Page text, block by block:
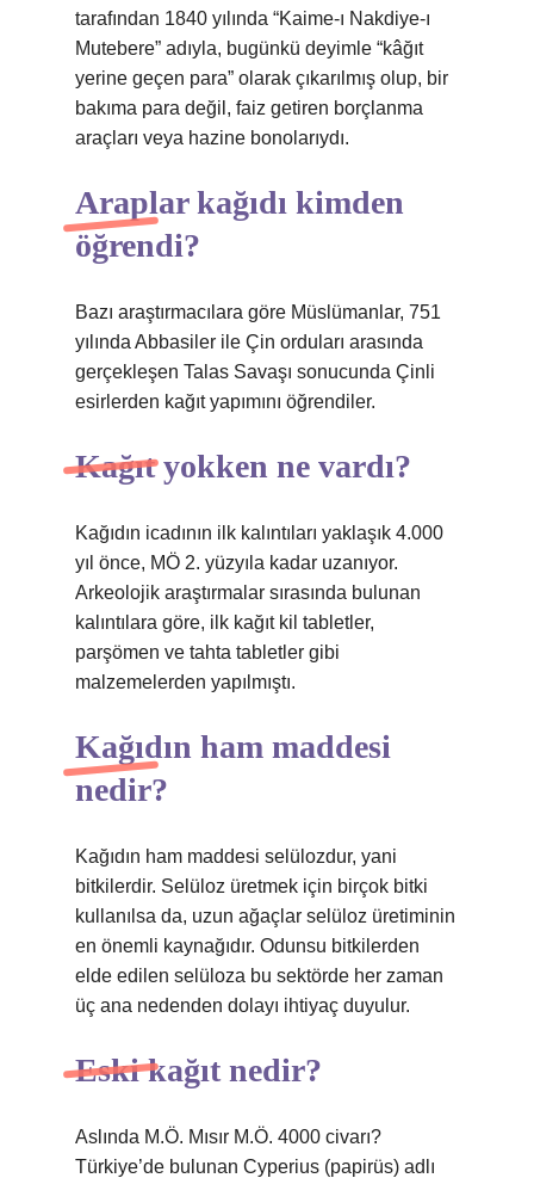
tarafından 1840 yılında “Kaime-ı Nakdiye-ı
Mutebere” adıyla, bugünkü deyimle “kâğıt
yerine geçen para” olarak çıkarılmış olup, bir
bakıma para değil, faiz getiren borçlanma
araçları veya hazine bonolarıydı.
Araplar kağıdı kimden
öğrendi?
Bazı araştırmacılara göre Müslümanlar, 751
yılında Abbasiler ile Çin orduları arasında
gerçekleşen Talas Savaşı sonucunda Çinli
esirlerden kağıt yapımını öğrendiler.
Kağıt yokken ne vardı?
Kağıdın icadının ilk kalıntıları yaklaşık 4.000
yıl önce, MÖ 2. yüzyıla kadar uzanıyor.
Arkeolojik araştırmalar sırasında bulunan
kalıntılara göre, ilk kağıt kil tabletler,
parşömen ve tahta tabletler gibi
malzemelerden yapılmıştı.
Kağıdın ham maddesi
nedir?
Kağıdın ham maddesi selülozdur, yani
bitkilerdir. Selüloz üretmek için birçok bitki
kullanılsa da, uzun ağaçlar selüloz üretiminin
en önemli kaynağıdır. Odunsu bitkilerden
elde edilen selüloza bu sektörde her zaman
üç ana nedenden dolayı ihtiyaç duyulur.
Eski kağıt nedir?
Aslında M.Ö. Mısır M.Ö. 4000 civarı?
Türkiye’de bulunan Cyperius (papirüs) adlı